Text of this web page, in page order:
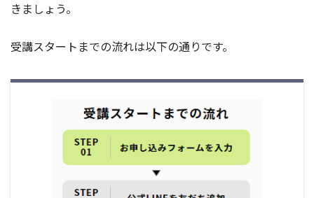
きましょう。
受講スタートまでの流れは以下の通りです。